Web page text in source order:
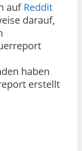
auf Reddit
darauf,
haben
erstellt